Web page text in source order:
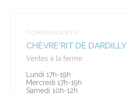
COMMERÇANTS
CHÈVRE'RIT DE DARDILLY
Ventes à la ferme
Lundi 17h-19h
Mercredi 17h-19h
Samedi 10h-12h